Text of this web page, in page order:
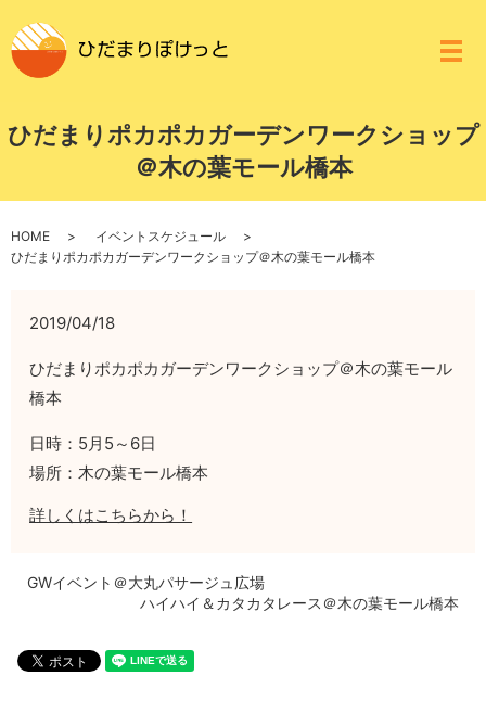
メ
ひだまりポカポカガーデンワークショップ
＠木の葉モール橋本
HOME
イベントスケジュール
ひだまりポカポカガーデンワークショップ＠木の葉モール橋本
2019/04/18
ひだまりポカポカガーデンワークショップ＠木の葉モール
橋本
日時：5月5～6日
場所：木の葉モール橋本
詳しくはこちらから！
GWイベント＠大丸パサージュ広場
ハイハイ＆カタカタレース＠木の葉モール橋本